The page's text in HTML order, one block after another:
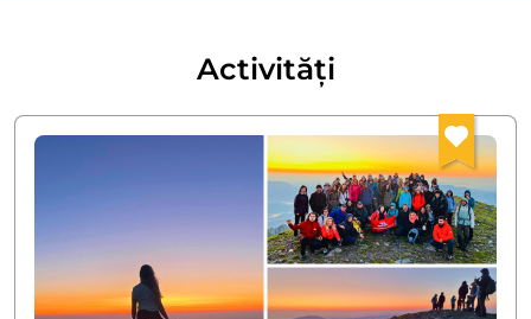
Activități